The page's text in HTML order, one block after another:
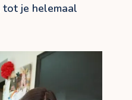
je helemaal